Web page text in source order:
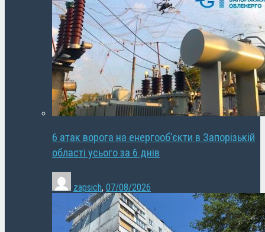
6 атак ворога на енергооб’єкти в Запорізькій
області усього за 6 днів
zapsich, 07/08/2026